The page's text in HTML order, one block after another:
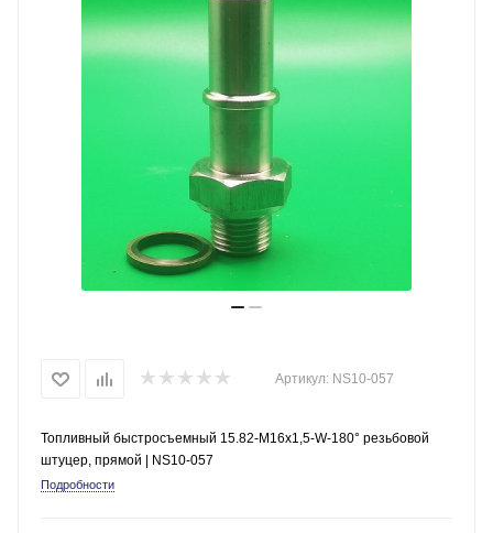
Артикул: NS10-057
Топливный быстросъемный 15.82-M16х1,5-W-180° резьбовой
штуцер, прямой | NS10-057
Подробности